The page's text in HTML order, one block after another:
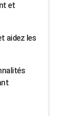
et
aidez les